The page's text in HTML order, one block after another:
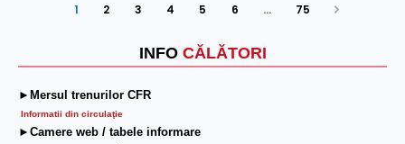
INFO CĂLĂTORI
►Mersul trenurilor CFR
Informatii din circulaţie
►Camere web / tabele informare
1
2 3 4 5 6 … 75
Next